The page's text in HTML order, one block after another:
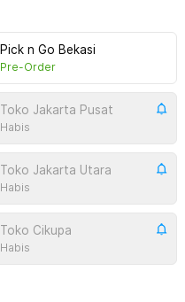
Pick n Go Bekasi
Pre-Order
Toko Jakarta Pusat
Habis
Toko Jakarta Utara
Habis
Toko Cikupa
Habis